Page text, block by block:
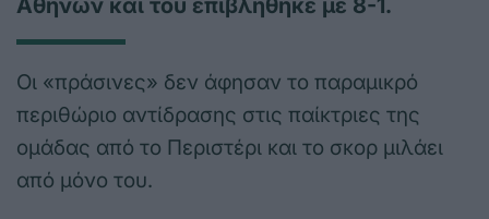
Αθηνών και του επιβλήθηκε με 8-1.
Οι «πράσινες» δεν άφησαν το παραμικρό
περιθώριο αντίδρασης στις παίκτριες της
ομάδας από το Περιστέρι και το σκορ μιλάει
από μόνο του.